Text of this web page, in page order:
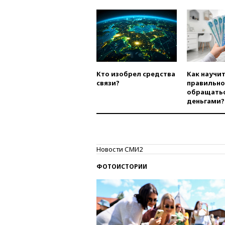
Кто изобрел средства
связи?
Как
правильно
деньгами?
Новости СМИ2
ФОТОИСТОРИИ